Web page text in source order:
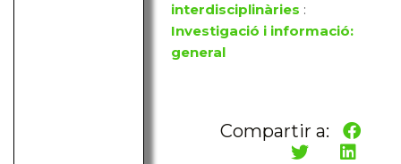
interdisciplinàries :
Investigació i informació:
general
Compartir a: